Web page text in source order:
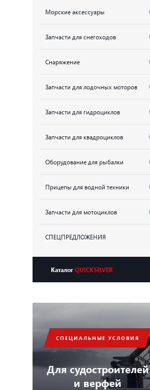
Морские аксессуары
Запчасти для снегоходов
Снаряжение
Запчасти для лодочных моторов
Запчасти для гидроциклов
Запчасти для квадроциклов
Оборудование для рыбалки
Прицепы для водной техники
Запчасти для мотоциклов
СПЕЦПРЕДЛОЖЕНИЯ
КаталогQUICKSILVER
СПЕЦИАЛЬНЫЕ УСЛОВИЯ
Для судостроителей
и верфей